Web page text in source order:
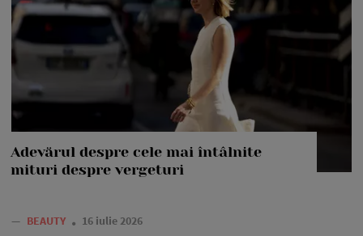
Adevărul despre cele mai întâlnite
mituri despre vergeturi
— BEAUTY 16 iulie 2026